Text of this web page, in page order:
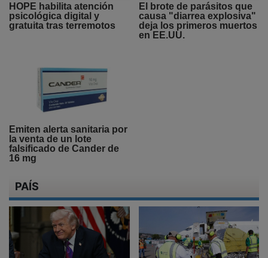
HOPE habilita atención
psicológica digital y
gratuita tras terremotos
El brote de parásitos que
causa "diarrea explosiva"
deja los primeros muertos
en EE.UU.
Emiten alerta sanitaria por
la venta de un lote
falsificado de Cander de
16 mg
PAÍS